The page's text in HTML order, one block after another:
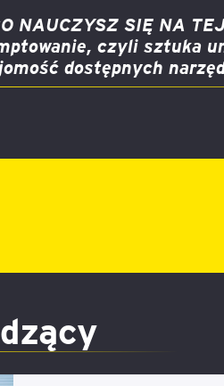
NAUCZYSZ SIĘ NA
czyli sztuka
dostępnych